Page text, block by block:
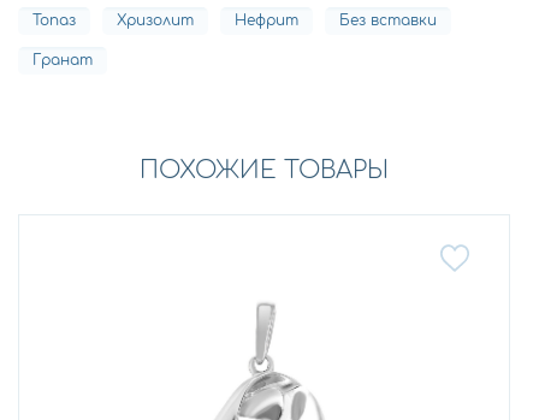
Топаз Хризолит Нефрит Без вставки
Гранат
ПОХОЖИЕ ТОВАРЫ